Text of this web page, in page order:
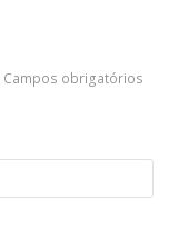
Campos obrigatórios